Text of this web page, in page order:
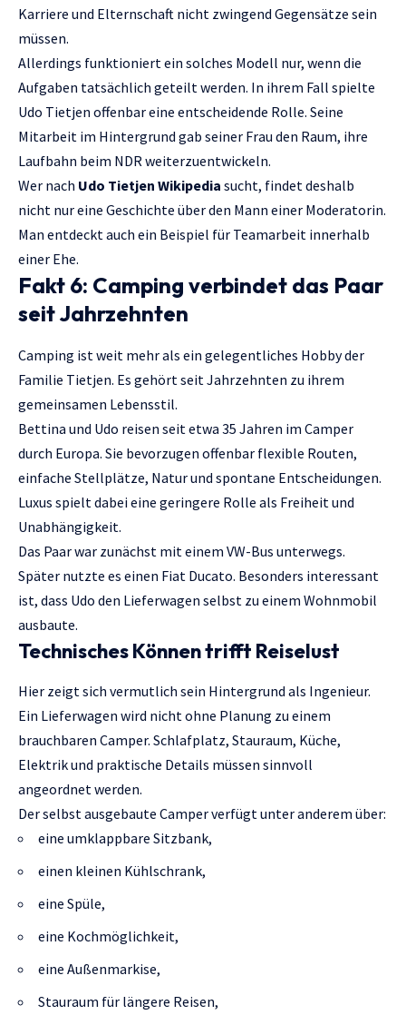
Karriere und Elternschaft nicht zwingend Gegensätze sein
müssen.
Allerdings funktioniert ein solches Modell nur, wenn die
Aufgaben tatsächlich geteilt werden. In ihrem Fall spielte
Udo Tietjen offenbar eine entscheidende Rolle. Seine
Mitarbeit im Hintergrund gab seiner Frau den Raum, ihre
Laufbahn beim NDR weiterzuentwickeln.
Wer nach Udo Tietjen Wikipedia sucht, findet deshalb
nicht nur eine Geschichte über den Mann einer Moderatorin.
Man entdeckt auch ein Beispiel für Teamarbeit innerhalb
einer Ehe.
Fakt 6: Camping verbindet das Paar
seit Jahrzehnten
Camping ist weit mehr als ein gelegentliches Hobby der
Familie Tietjen. Es gehört seit Jahrzehnten zu ihrem
gemeinsamen Lebensstil.
Bettina und Udo reisen seit etwa 35 Jahren im Camper
durch Europa. Sie bevorzugen offenbar flexible Routen,
einfache Stellplätze, Natur und spontane Entscheidungen.
Luxus spielt dabei eine geringere Rolle als Freiheit und
Unabhängigkeit.
Das Paar war zunächst mit einem VW-Bus unterwegs.
Später nutzte es einen Fiat Ducato. Besonders interessant
ist, dass Udo den Lieferwagen selbst zu einem Wohnmobil
ausbaute.
Technisches Können trifft Reiselust
Hier zeigt sich vermutlich sein Hintergrund als Ingenieur.
Ein Lieferwagen wird nicht ohne Planung zu einem
brauchbaren Camper. Schlafplatz, Stauraum, Küche,
Elektrik und praktische Details müssen sinnvoll
angeordnet werden.
Der selbst ausgebaute Camper verfügt unter anderem über:
eine umklappbare Sitzbank,
einen kleinen Kühlschrank,
eine Spüle,
eine Kochmöglichkeit,
eine Außenmarkise,
Stauraum für längere Reisen,